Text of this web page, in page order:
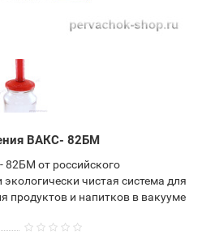
ВАКС- 82БМ
от российского
чистая система для
продуктов и напитков в вакууме